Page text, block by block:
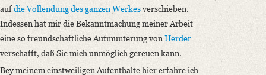
aufdie Vollendung des ganzen Werkesverschieben.
Indessen hat mir die Bekanntmachung meiner Arbeit
eine so freundschaftliche Aufmunterung vonHerder
verschafft, daß Sie mich unmöglich gereuen kann.
Bey meinem einstweiligen Aufenthalte hier erfahre ich